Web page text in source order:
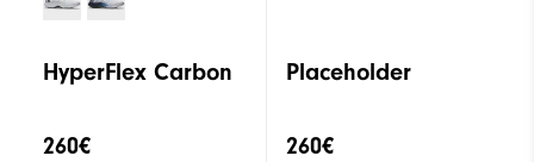
HyperFlex Carbon
260€
Placeholder
260€